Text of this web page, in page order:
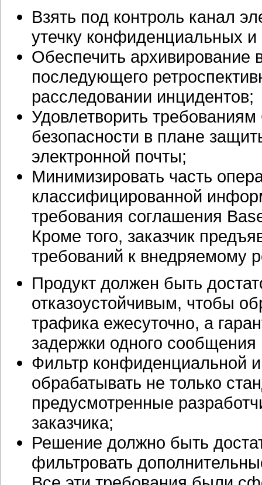
Взять под контроль канал
утечку конфиденциальных
Обеспечить архивирование
последующего
расследовании инцидентов;
Удовлетворить
безопасности в плане
электронной почты;
Минимизировать часть
классифицированной
требования соглашения
Кроме того, заказчик
требований к внедряемому
Продукт должен быть
отказоустойчивым, чтобы
трафика ежесуточно, а
задержки одного
Фильтр конфиденциальной
обрабатывать не только
предусмотренные
заказчика;
Решение должно быть
фильтровать